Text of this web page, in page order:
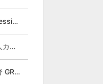
🎥26/08/06 Josei Session
🎥26/08/06 小松悠人カルテット
🎥26/08/05 橋爪亮督 GROUP